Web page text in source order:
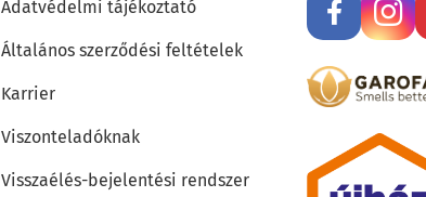
Adatvédelmi tájékoztató
Általános szerződési feltételek
Karrier
Viszonteladóknak
Visszaélés-bejelentési rendszer